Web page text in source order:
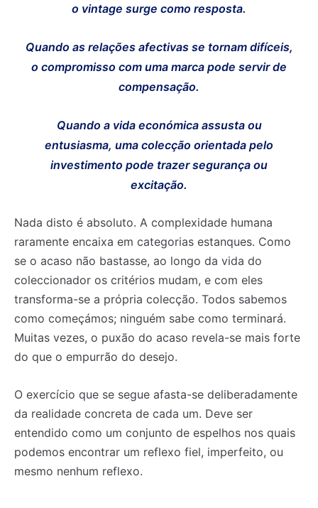
o vintage surge como resposta.
Quando as relações afectivas se tornam difíceis,
o compromisso com uma marca pode servir de
compensação.
Quando a vida económica assusta ou
entusiasma, uma colecção orientada pelo
investimento pode trazer segurança ou
excitação.
Nada disto é absoluto. A complexidade humana
raramente encaixa em categorias estanques. Como
se o acaso não bastasse, ao longo da vida do
coleccionador os critérios mudam, e com eles
transforma-se a própria colecção. Todos sabemos
como começámos; ninguém sabe como terminará.
Muitas vezes, o puxão do acaso revela-se mais forte
do que o empurrão do desejo.
O exercício que se segue afasta-se deliberadamente
da realidade concreta de cada um. Deve ser
entendido como um conjunto de espelhos nos quais
podemos encontrar um reflexo fiel, imperfeito, ou
mesmo nenhum reflexo.